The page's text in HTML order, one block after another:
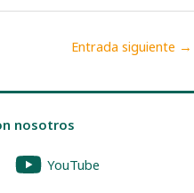
Entrada siguiente →
nosotros
YouTube